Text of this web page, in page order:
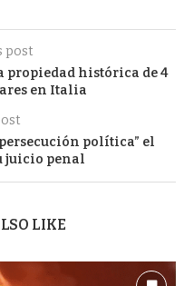
post
propiedad histórica de 4
en Italia
política” el
juicio penal
LIKE